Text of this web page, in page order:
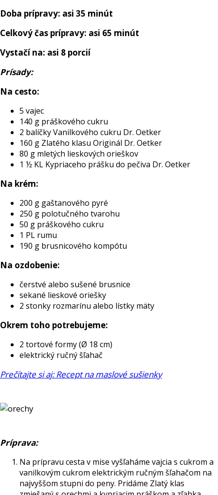
Doba prípravy: asi 35 minút
Celkový čas prípravy: asi 65 minút
Vystačí na: asi 8 porcií
Prísady:
Na cesto:
5 vajec
140 g práškového cukru
2 balíčky Vanilkového cukru Dr. Oetker
160 g Zlatého klasu Originál Dr. Oetker
80 g mletých lieskových orieškov
1 ½ KL Kypriaceho prášku do pečiva Dr. Oetker
Na krém:
200 g gaštanového pyré
250 g polotučného tvarohu
50 g práškového cukru
1 PL rumu
190 g brusnicového kompótu
Na ozdobenie:
čerstvé alebo sušené brusnice
sekané lieskové oriešky
2 stonky rozmarínu alebo lístky mäty
Okrem toho potrebujeme:
2 tortové formy (Ø 18 cm)
elektrický ručný šľahač
Prečítajte si aj: Recept na maslové sušienky
Príprava:
Na prípravu cesta v mise vyšľaháme vajcia s cukrom a
vanilkovým cukrom elektrickým ručným šľahačom na
najvyššom stupni do peny. Pridáme Zlatý klas